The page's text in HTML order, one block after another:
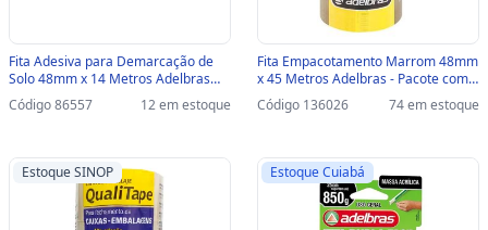
Fita Adesiva para Demarcação de
Solo 48mm x 14 Metros Adelbras
Amarelo Vendido Unitário -
0803050004 - 0803050004
Código 86557 12 em estoque
Fita Empacotamento Marrom 48mm
x 45 Metros Adelbras - Pacote com 4
Unidades - 0811000006 -
0811000006
Código 136026 74 em estoque
Estoque SINOP Estoque Cuiabá